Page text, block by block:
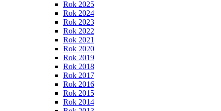
Rok 2025
Rok 2024
Rok 2023
Rok 2022
Rok 2021
Rok 2020
Rok 2019
Rok 2018
Rok 2017
Rok 2016
Rok 2015
Rok 2014